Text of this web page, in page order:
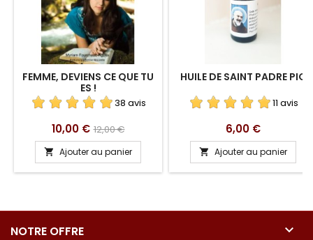
FEMME, DEVIENS CE QUE TU
ES !
38 avis
Prix
10,00 € Prix
de
base
12,00 €
 Ajouter au panier
HUILE DE SAINT PADRE PIO
11 avis
Prix
6,00 €
 Ajouter au panier
NOTRE OFFRE 